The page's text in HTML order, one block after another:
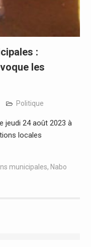
:
les
Politique
jeudi 24 août 2023 à
locales
municipales, Nabo